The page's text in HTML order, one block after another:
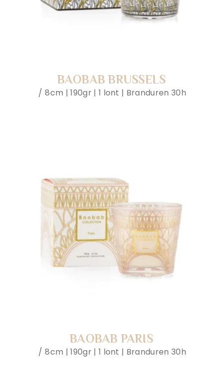
BAOBAB BRUSSELS
8cm | 190gr | 1 lont | Branduren 30h
BAOBAB PARIS
8cm | 190gr | 1 lont | Branduren 30h